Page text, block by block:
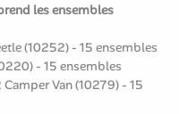
les ensembles
(10252) - 15 ensembles
- 15 ensembles
Van (10279) - 15